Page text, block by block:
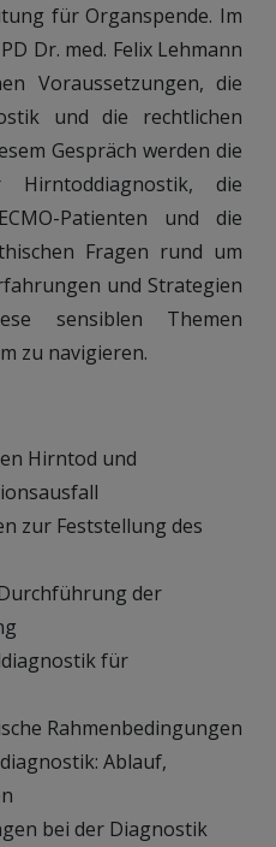
für Organspende. Im
Dr. med. Felix Lehmann
Voraussetzungen, die
und die rechtlichen
Gespräch werden die
Hirntoddiagnostik, die
Patienten und die
Fragen rund um
und Strategien
sensiblen Themen
zu navigieren.
Hirntod und
zur Feststellung des
der
für
Rahmenbedingungen
Ablauf,
bei der Diagnostik